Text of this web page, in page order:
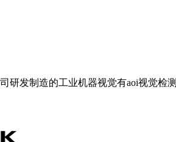
研发制造的工业机器视觉有aoi视觉检